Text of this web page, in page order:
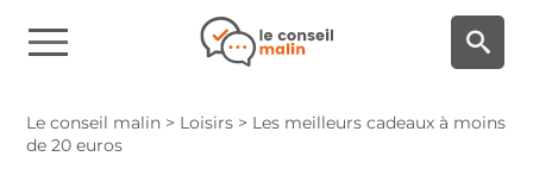
Le conseil malin > Loisirs > Les meilleurs cadeaux à moins
de 20 euros